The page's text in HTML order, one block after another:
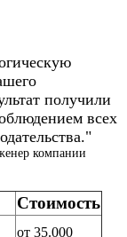
получили
всех
компании
Стоимость
от 35.000